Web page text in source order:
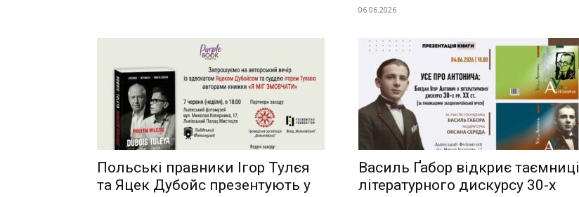
06.06.2026
Польські правники Ігор Тулєя
та Яцек Дубойс презентують у
Василь Ґабор відкриє таємниці
літературного дискурсу 30-х